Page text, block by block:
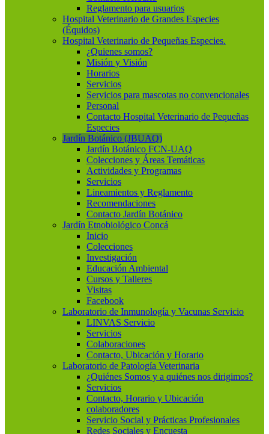
Reglamento para usuarios
Hospital Veterinario de Grandes Especies
(Équidos)
Hospital Veterinario de Pequeñas Especies.
¿Quienes somos?
Misión y Visión
Horarios
Servicios
Servicios para mascotas no convencionales
Personal
Contacto Hospital Veterinario de Pequeñas
Especies
Jardín Botánico (JBUAQ)
Jardín Botánico FCN-UAQ
Colecciones y Áreas Temáticas
Actividades y Programas
Servicios
Lineamientos y Reglamento
Recomendaciones
Contacto Jardín Botánico
Jardín Etnobiológico Concá
Inicio
Colecciones
Investigación
Educación Ambiental
Cursos y Talleres
Visitas
Facebook
Laboratorio de Inmunología y Vacunas Servicio
LINVAS Servicio
Servicios
Colaboraciones
Contacto, Ubicación y Horario
Laboratorio de Patología Veterinaria
¿Quiénes Somos y a quiénes nos dirigimos?
Servicios
Contacto, Horario y Ubicación
colaboradores
Servicio Social y Prácticas Profesionales
Redes Sociales y Encuesta